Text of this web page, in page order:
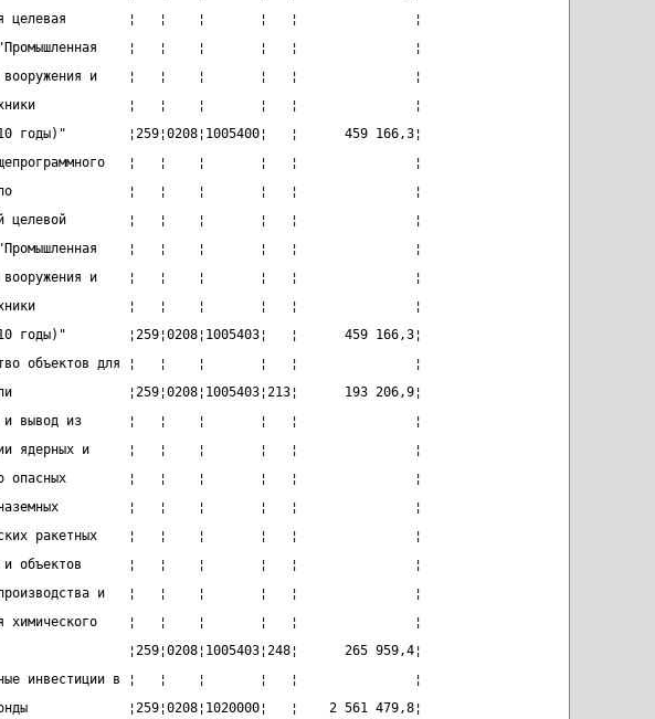
целевая        ¦   ¦    ¦       ¦   ¦               ¦
"Промышленная    ¦   ¦    ¦       ¦   ¦               ¦
вооружения и    ¦   ¦    ¦       ¦   ¦               ¦
техники            ¦   ¦    ¦       ¦   ¦               ¦
годы)"        ¦259¦0208¦1005400¦   ¦      459 166,3¦
общепрограммного   ¦   ¦    ¦       ¦   ¦               ¦
по               ¦   ¦    ¦       ¦   ¦               ¦
целевой        ¦   ¦    ¦       ¦   ¦               ¦
"Промышленная    ¦   ¦    ¦       ¦   ¦               ¦
вооружения и    ¦   ¦    ¦       ¦   ¦               ¦
техники            ¦   ¦    ¦       ¦   ¦               ¦
годы)"        ¦259¦0208¦1005403¦   ¦      459 166,3¦
объектов для ¦   ¦    ¦       ¦   ¦               ¦
¦259¦0208¦1005403¦213¦      193 206,9¦
и вывод из      ¦   ¦    ¦       ¦   ¦               ¦
ядерных и     ¦   ¦    ¦       ¦   ¦               ¦
опасных        ¦   ¦    ¦       ¦   ¦               ¦
наземных         ¦   ¦    ¦       ¦   ¦               ¦
ракетных    ¦   ¦    ¦       ¦   ¦               ¦
и объектов      ¦   ¦    ¦       ¦   ¦               ¦
производства и   ¦   ¦    ¦       ¦   ¦               ¦
химического    ¦   ¦    ¦       ¦   ¦               ¦
¦259¦0208¦1005403¦248¦      265 959,4¦
инвестиции в ¦   ¦    ¦       ¦   ¦               ¦
¦259¦0208¦1020000¦   ¦    2 561 479,8¦